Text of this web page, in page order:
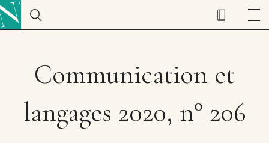
Communication et
langages 2020, n° 206